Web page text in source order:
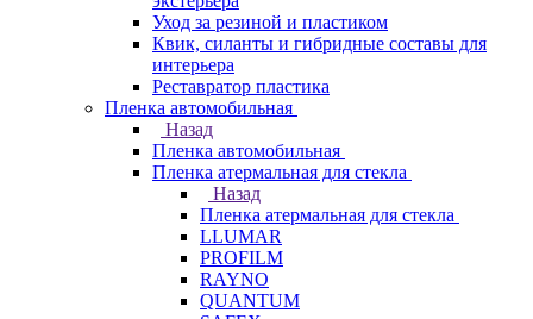
Уход за резиной и пластиком
Квик, силанты и гибридные составы для
интерьера
Реставратор пластика
Пленка автомобильная
Назад
Пленка автомобильная
Пленка атермальная для стекла
Назад
Пленка атермальная для стекла
LLUMAR
PROFILM
RAYNO
QUANTUM